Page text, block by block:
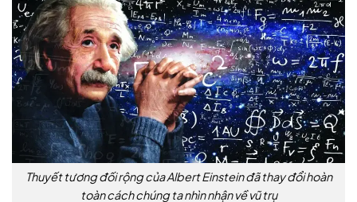
Thuyết tương đối rộng của Albert Einstein đã thay đổi hoàn
toàn cách chúng ta nhìn nhận về vũ trụ